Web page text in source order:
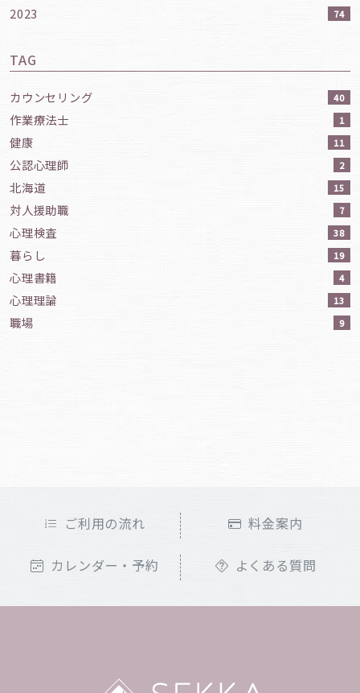
2023 74
TAG
カウンセリング 40
作業療法士 1
健康 11
公認心理師 2
北海道 15
対人援助職 7
心理検査 38
暮らし 19
心理書籍 4
心理理論 13
職場 9
ご利用の流れ 料金案内
カレンダー・予約 よくある質問